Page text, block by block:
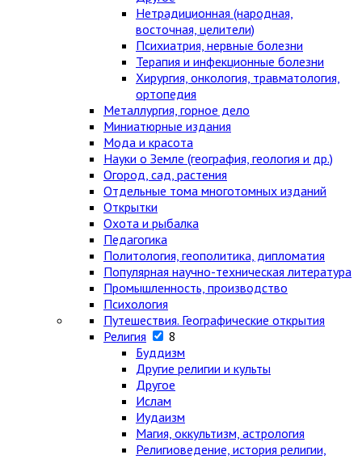
Нетрадиционная (народная,
восточная, целители)
Психиатрия, нервные болезни
Терапия и инфекционные болезни
Хирургия, онкология, травматология,
ортопедия
Металлургия, горное дело
Миниатюрные издания
Мода и красота
Науки о Земле (география, геология и др.)
Огород, сад, растения
Отдельные тома многотомных изданий
Открытки
Охота и рыбалка
Педагогика
Политология, геополитика, дипломатия
Популярная научно-техническая литература
Промышленность, производство
Психология
Путешествия. Географические открытия
Религия
8
Буддизм
Другие религии и культы
Другое
Ислам
Иудаизм
Магия, оккультизм, астрология
Религиоведение, история религии,